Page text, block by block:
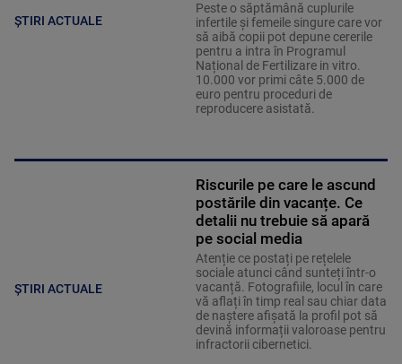
ȘTIRI ACTUALE
Peste o săptămână cuplurile
infertile și femeile singure care vor
să aibă copii pot depune cererile
pentru a intra în Programul
Național de Fertilizare in vitro.
10.000 vor primi câte 5.000 de
euro pentru proceduri de
reproducere asistată.
ȘTIRI ACTUALE
Riscurile pe care le ascund
postările din vacanțe. Ce
detalii nu trebuie să apară
pe social media
Atenție ce postați pe rețelele
sociale atunci când sunteți într-o
vacanță. Fotografiile, locul în care
vă aflați în timp real sau chiar data
de naștere afișată la profil pot să
devină informații valoroase pentru
infractorii cibernetici.